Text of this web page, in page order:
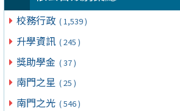
校務行政 ( 1,539 )
升學資訊 ( 245 )
獎助學金 ( 37 )
南門之星 ( 25 )
南門之光 ( 546 )